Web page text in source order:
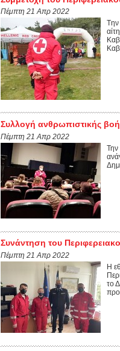
Πέμπτη 21 Απρ 2022
Συλλογή ανθρωπιστικής
Πέμπτη 21 Απρ 2022
Την
Συνάντηση του
Πέμπτη 21 Απρ 2022
Η
το